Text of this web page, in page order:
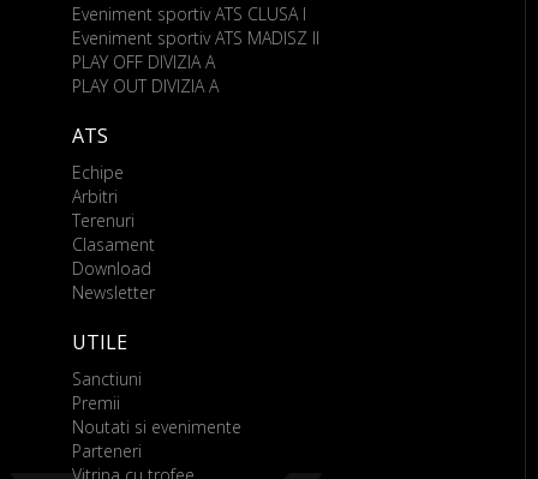
Eveniment sportiv ATS CLUSA I
Eveniment sportiv ATS MADISZ II
PLAY OFF DIVIZIA A
PLAY OUT DIVIZIA A
ATS
Echipe
Arbitri
Terenuri
Clasament
Download
Newsletter
UTILE
Sanctiuni
Premii
Noutati si evenimente
Parteneri
Vitrina cu trofee